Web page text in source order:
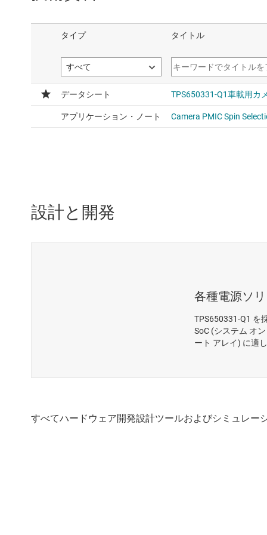
設計と開発
各種電源ソ
TPS650331-Q1 を
SoC (システム オ
ート アレイ) に適